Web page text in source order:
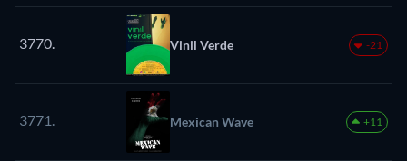
3770. Vinil Verde -21
3771. Mexican Wave +11